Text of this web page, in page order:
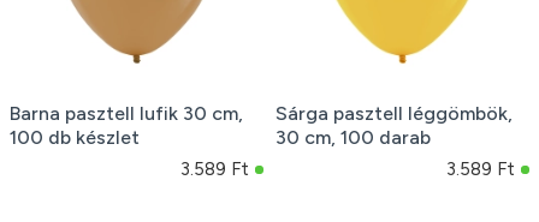
Barna pasztell lufik 30 cm,
100 db készlet
3.589 Ft
Sárga pasztell léggömbök,
30 cm, 100 darab
3.589 Ft